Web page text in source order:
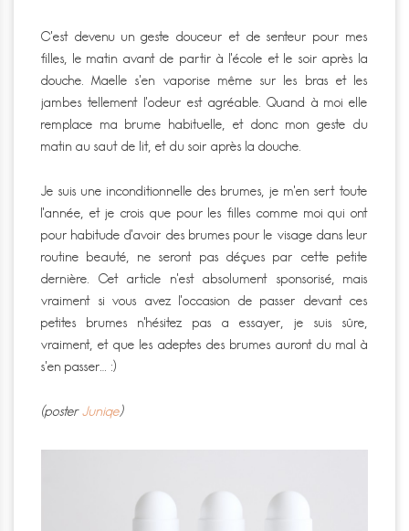
C’est devenu un geste douceur et de senteur pour mes
filles, le matin avant de partir à l’école et le soir après la
douche. Maelle s’en vaporise même sur les bras et les
jambes tellement l’odeur est agréable. Quand à moi elle
remplace ma brume habituelle, et donc mon geste du
matin au saut de lit, et du soir après la douche.
Je suis une inconditionnelle des brumes, je m’en sert toute
l’année, et je crois que pour les filles comme moi qui ont
pour habitude d’avoir des brumes pour le visage dans leur
routine beauté, ne seront pas déçues par cette petite
dernière. Cet article n’est absolument sponsorisé, mais
vraiment si vous avez l’occasion de passer devant ces
petites brumes n’hésitez pas a essayer, je suis sûre,
vraiment, et que les adeptes des brumes auront du mal à
s’en passer… :)
(posterJuniqe)